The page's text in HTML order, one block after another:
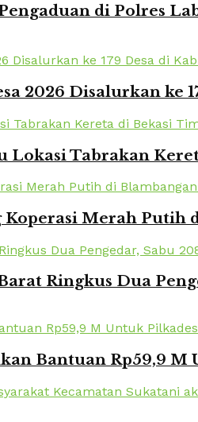
di Polres
2026 Disalurkan ke
Lokasi Tabrakan
Koperasi Merah
Ringkus Dua
Bantuan Rp59,9 M